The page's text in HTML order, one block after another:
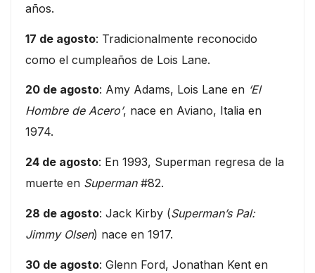
años.
17 de agosto: Tradicionalmente reconocido
como el cumpleaños de Lois Lane.
20 de agosto: Amy Adams, Lois Lane en ‘El
Hombre de Acero’, nace en Aviano, Italia en
1974.
24 de agosto: En 1993, Superman regresa de la
muerte en Superman#82.
28 de agosto: Jack Kirby (Superman’s Pal:
Jimmy Olsen) nace en 1917.
30 de agosto: Glenn Ford, Jonathan Kent en